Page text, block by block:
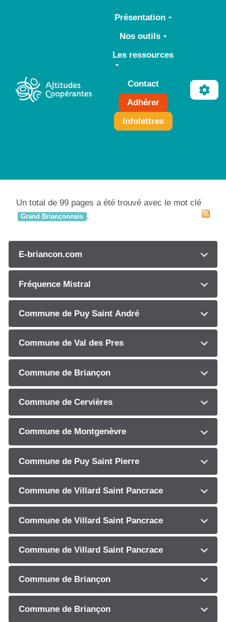
Aller au contenu principal
Présentation
Nos outils
Les ressources
Contact
Adhérer
Infolettres
Un total de 99 pages a été trouvé avec le mot clé
Grand Briançonnais .
E-briancon.com
Fréquence Mistral
Commune de Puy Saint André
Commune de Val des Pres
Commune de Briançon
Commune de Cervières
Commune de Montgenèvre
Commune de Puy Saint Pierre
Commune de Villard Saint Pancrace
Commune de Villard Saint Pancrace
Commune de Villard Saint Pancrace
Commune de Briançon
Commune de Briançon